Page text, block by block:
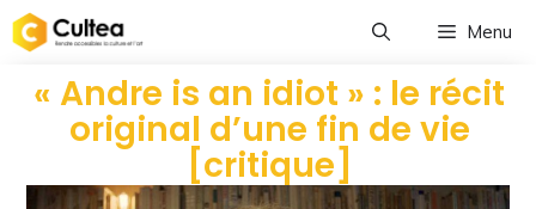
Menu
« Andre is an idiot » : le récit
original d’une fin de vie
[critique]